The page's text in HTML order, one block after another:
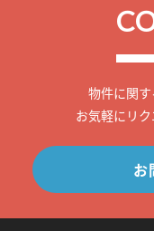
物件に関す
お気軽にリ
お